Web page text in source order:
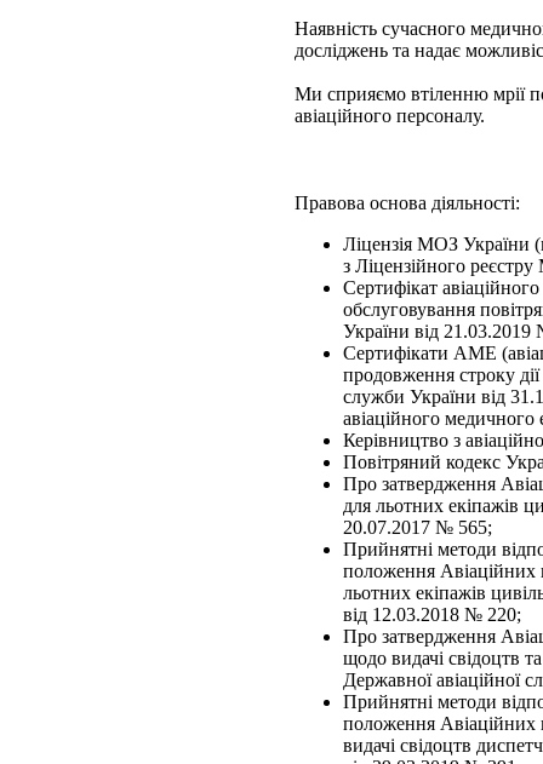
Наявність сучасного
досліджень та надає
Ми сприяємо втіленню мрії
авіаційного персоналу.
Правова основа діяльності:
Ліцензія МОЗ України
з Ліцензійного
Сертифікат
обслуговування
України від
Сертифікати АМЕ
продовження строку
служби України від
авіаційного медичного
Керівництво з
Повітряний кодекс
Про затвердження
для льотних екіпажів
20.07.2017 № 565;
Прийнятні методи
положення Авіаційних
льотних екіпажів
від 12.03.2018 № 220;
Про затвердження
щодо видачі свідоцтв
Державної авіаційної
Прийнятні методи
положення Авіаційних
видачі свідоцтв